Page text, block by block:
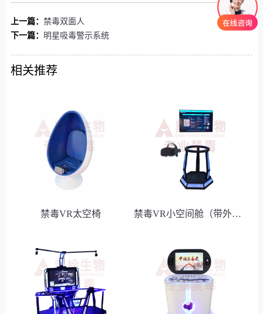
上一篇： 禁毒双面人
下一篇： 明星吸毒警示系统
相关推荐
禁毒VR太空椅 禁毒VR小空间舱（带外显）